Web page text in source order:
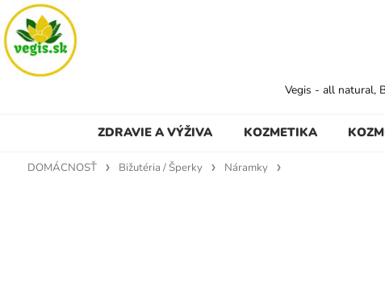
ZDRAVIE A VÝŽIVA KOZMETIKA
Vegis - all natural,
DOMÁCNOSŤ Bižutéria / Šperky Náramky